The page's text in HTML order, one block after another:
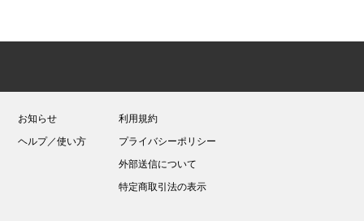
お知らせ
ヘルプ／使い方
利用規約
プライバシーポリシー
外部送信について
特定商取引法の表示